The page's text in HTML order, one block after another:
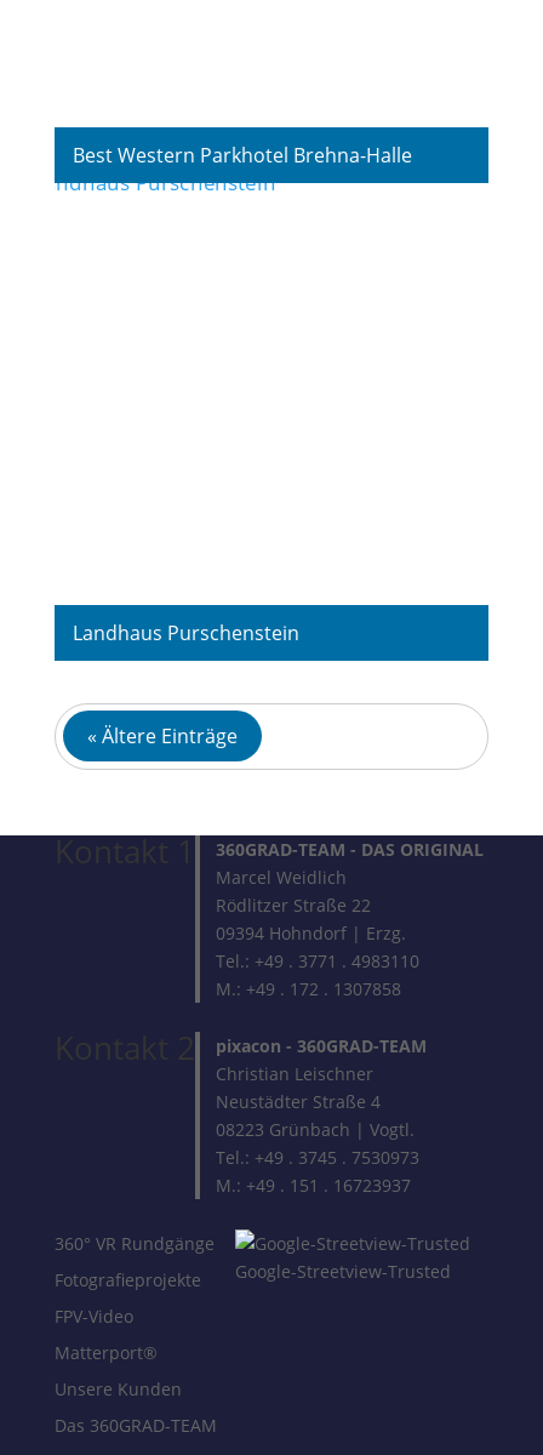
Best Western Parkhotel Brehna-Halle
Landhaus Purschenstein
Fotografie
« Ältere Einträge
Kontakt 1 360GRAD-TEAM - DAS ORIGINAL
Marcel Weidlich
Rödlitzer Straße 22
09394 Hohndorf | Erzg.
Tel.: +49 . 3771 . 4983110
M.: +49 . 172 . 1307858
Kontakt 2 pixacon - 360GRAD-TEAM
Christian Leischner
Neustädter Straße 4
08223 Grünbach | Vogtl.
Tel.: +49 . 3745 . 7530973
M.: +49 . 151 . 16723937
360° VR Rundgänge
Fotografieprojekte
FPV-Video
Matterport®
Unsere Kunden
Das 360GRAD-TEAM
Google-Streetview-Trusted